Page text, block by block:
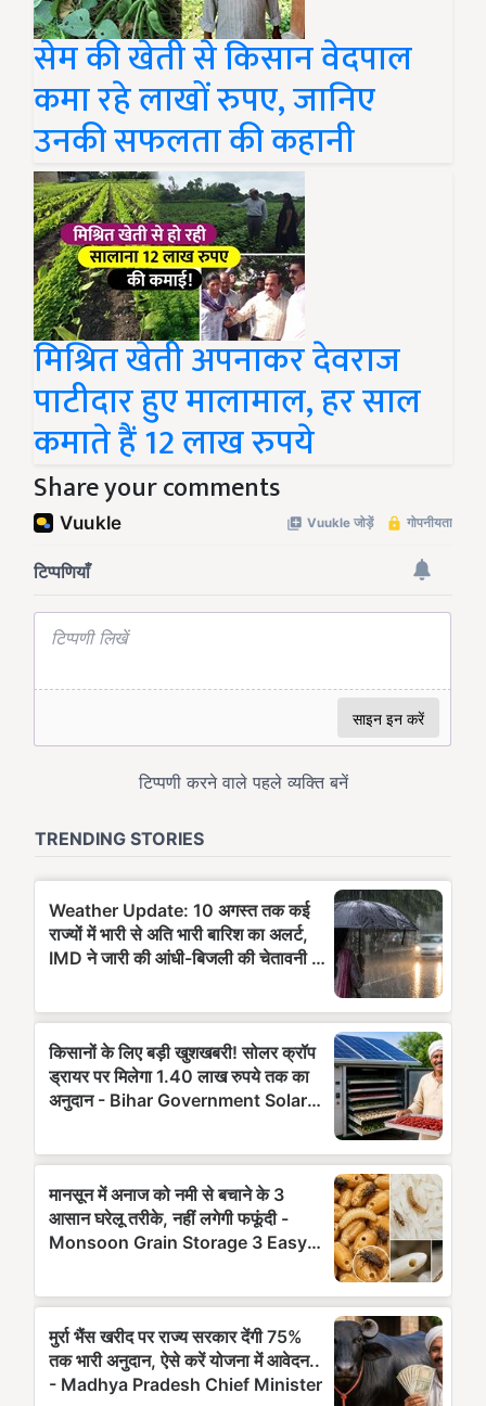
सेम की खेती से किसान वेदपाल
कमा रहे लाखों रुपए, जानिए
उनकी सफलता की कहानी
मिश्रित खेती अपनाकर देवराज
पाटीदार हुए मालामाल, हर साल
कमाते हैं 12 लाख रुपये
Share your comments